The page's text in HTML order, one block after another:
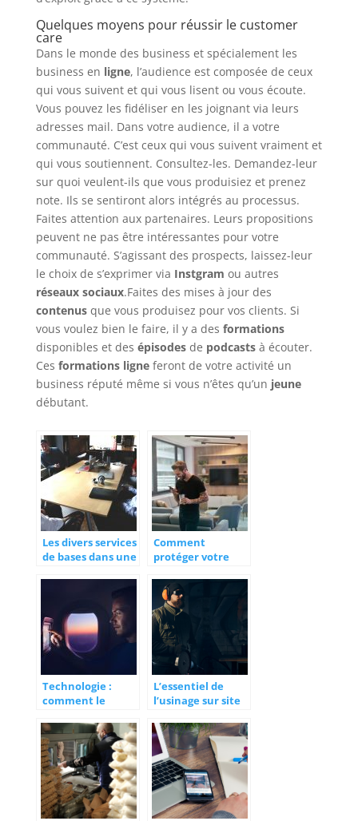
Quelques moyens pour réussir le customer
care
Dans le monde des business et spécialement les
business en ligne, l’audience est composée de ceux
qui vous suivent et qui vous lisent ou vous écoute.
Vous pouvez les fidéliser en les joignant via leurs
adresses mail. Dans votre audience, il a votre
communauté. C’est ceux qui vous suivent vraiment et
qui vous soutiennent. Consultez-les. Demandez-leur
sur quoi veulent-ils que vous produisiez et prenez
note. Ils se sentiront alors intégrés au processus.
Faites attention aux partenaires. Leurs propositions
peuvent ne pas être intéressantes pour votre
communauté. S’agissant des prospects, laissez-leur
le choix de s’exprimer via Instgram ou autres
réseaux sociaux.Faites des mises à jour des
contenusque vous produisez pour vos clients. Si
vous voulez bien le faire, il y a des formations
disponibles et des épisodesde podcastsà écouter.
Ces formations ligne feront de votre activité un
business réputé même si vous n’êtes qu’un jeune
débutant.
Les divers services
de bases dans une
Comment
protéger votre
casses et des vols ?
Technologie :
comment le
nos vies
L’essentiel de
l’usinage sur site